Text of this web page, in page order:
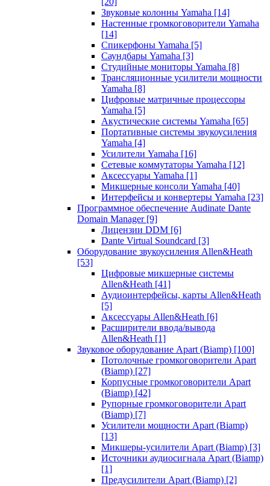
Звуковые колонны Yamaha [14]
Настенные громкоговорители Yamaha
[14]
Спикерфоны Yamaha [5]
Саундбары Yamaha [3]
Студийные мониторы Yamaha [8]
Трансляционные усилители мощности
Yamaha [8]
Цифровые матричные процессоры
Yamaha [5]
Акустические системы Yamaha [65]
Портативные системы звукоусиления
Yamaha [4]
Усилители Yamaha [16]
Сетевые коммутаторы Yamaha [12]
Аксессуары Yamaha [1]
Микшерные консоли Yamaha [40]
Интерфейсы и конвертеры Yamaha [23]
Программное обеспечение Audinate Dante
Domain Manager [9]
Лицензии DDM [6]
Dante Virtual Soundcard [3]
Оборудование звукоусиления Allen&Heath
[53]
Цифровые микшерные системы
Allen&Heath [41]
Аудиоинтерфейсы, карты Allen&Heath
[5]
Аксессуары Allen&Heath [6]
Расширители ввода/вывода
Allen&Heath [1]
Звуковое оборудование Apart (Biamp) [100]
Потолочные громкоговорители Apart
(Biamp) [27]
Корпусные громкоговорители Apart
(Biamp) [42]
Рупорные громкоговорители Apart
(Biamp) [7]
Усилители мощности Apart (Biamp)
[13]
Микшеры-усилители Apart (Biamp) [3]
Источники аудиосигнала Apart (Biamp)
[1]
Предусилители Apart (Biamp) [2]